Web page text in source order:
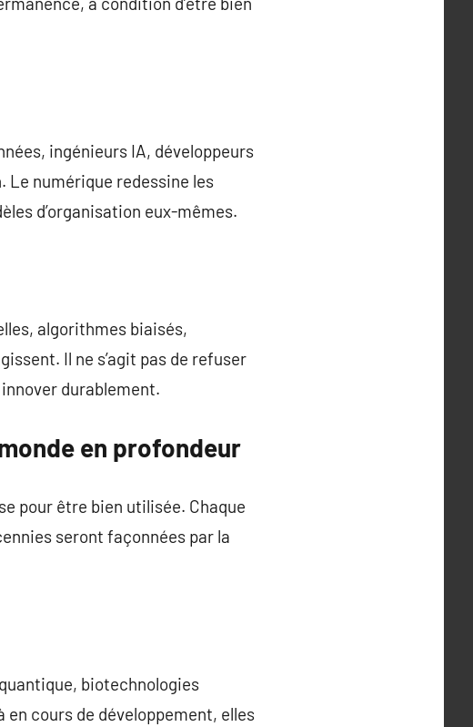
ingénieurs IA, développeurs
numérique redessine les
d’organisation eux-mêmes.
algorithmes biaisés,
Il ne s’agit pas de refuser
durablement.
en profondeur
pour être bien utilisée. Chaque
seront façonnées par la
biotechnologies
cours de développement, elles